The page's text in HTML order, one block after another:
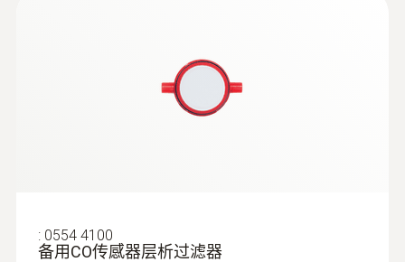
: 0554 4100
备用CO传感器层析过滤器